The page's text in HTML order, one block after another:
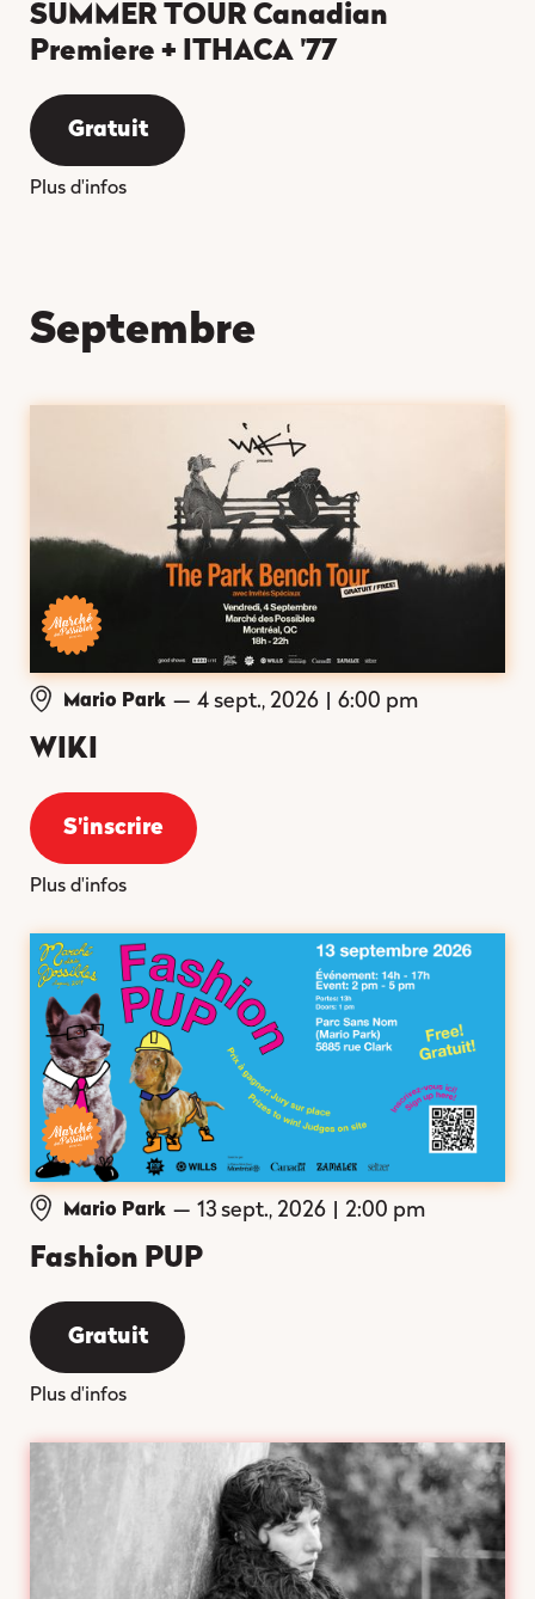
SUMMER TOUR Canadian
Premiere + ITHACA '77
Gratuit
Plus d'infos
septembre
Mario Park — 4 sept., 2026 6:00 pm
WIKI
S'inscrire
Plus d'infos
Mario Park — 13 sept., 2026 2:00 pm
Fashion PUP
Gratuit
Plus d'infos